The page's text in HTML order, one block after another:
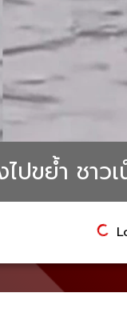
ปขย้ำ ชาว